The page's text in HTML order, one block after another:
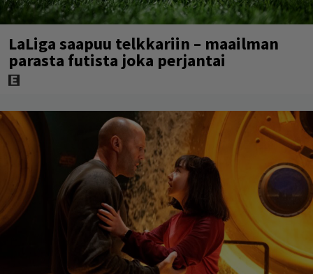
LaLiga saapuu telkkariin – maailman
parasta futista joka perjantai